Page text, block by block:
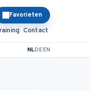
Favorieten
Contact
NLDEEN